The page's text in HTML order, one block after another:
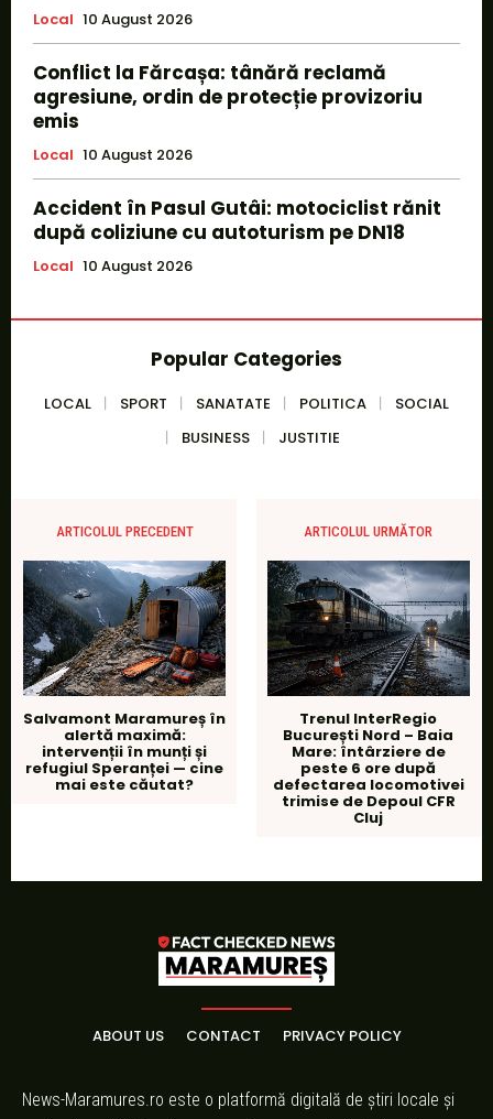
Local 10 August 2026
Conflict la Fărcașa: tânără reclamă
agresiune, ordin de protecție provizoriu
emis
Local 10 August 2026
Accident în Pasul Gutâi: motociclist rănit
după coliziune cu autoturism pe DN18
Local 10 August 2026
Popular Categories
LOCAL SPORT SANATATE POLITICA
SOCIAL
BUSINESS
JUSTITIE
ARTICOLUL PRECEDENT
Salvamont Maramureș în
alertă maximă:
intervenții în munți și
refugiul Speranței — cine
mai este căutat?
ARTICOLUL URMĂTOR
Trenul InterRegio
București Nord – Baia
Mare: întârziere de
peste 6 ore după
defectarea locomotivei
trimise de Depoul CFR
Cluj
ABOUT US CONTACT PRIVACY POLICY
News-Maramures.ro este o platformă digitală de știri locale și